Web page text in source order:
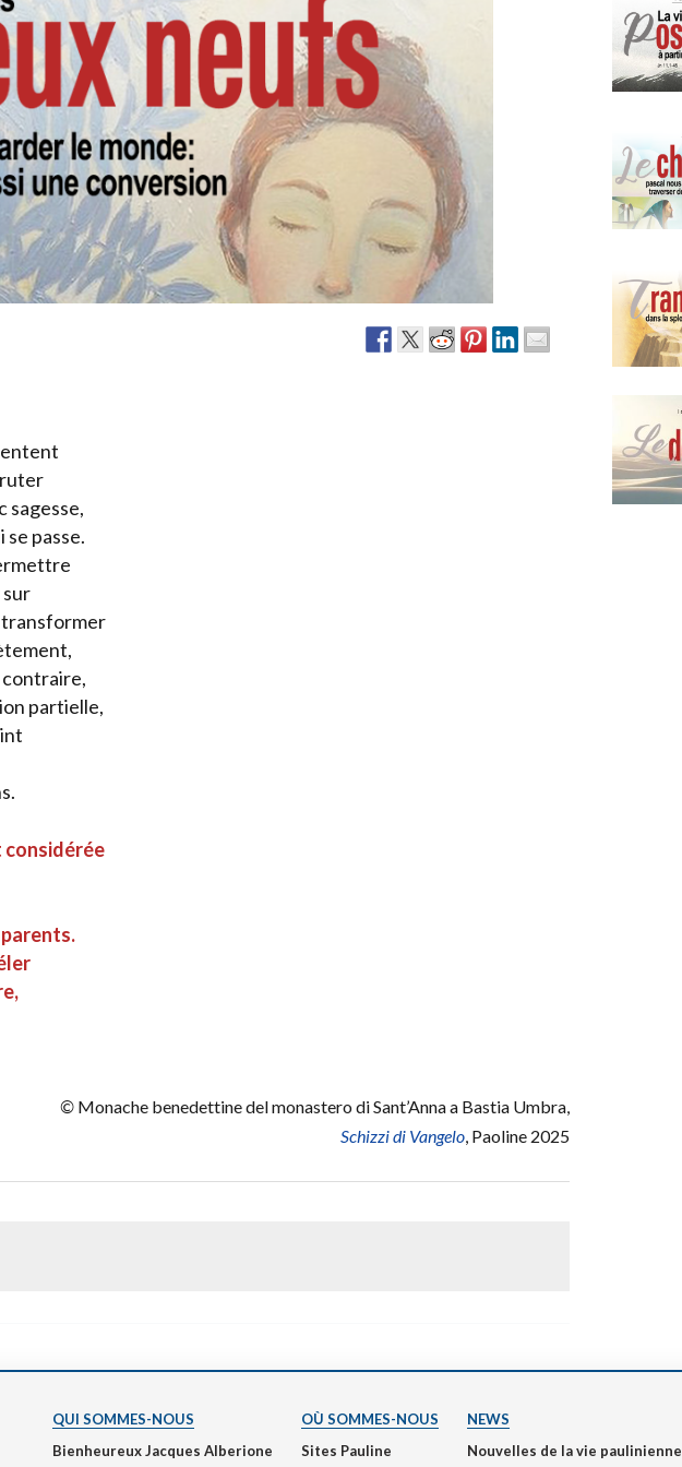
San Lorenzo di Fossano
Susa
sagesse,
passe.
transformer
contraire,
partielle,
considérée
© Monache benedettine del monastero di Sant’Anna a Bastia Umbra,
Schizzi di Vangelo, Paoline 2025
QUI SOMMES-NOUS
Bienheureux Jacques Alberione
OÙ SOMMES-NOUS
Sites Pauline
NEWS
Nouvelles de la vie paulinienne